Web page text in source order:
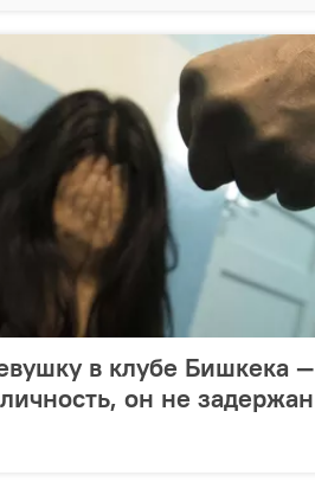
в клубе Бишкека —
он не задержан